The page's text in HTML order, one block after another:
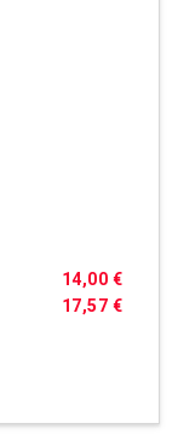
17,57 €
14,00 €